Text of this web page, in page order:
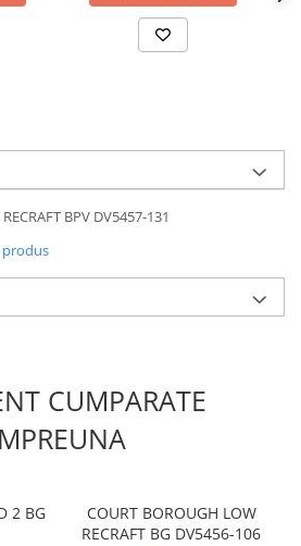
BPV DV5457-131
CUMPARATE
2 BG
COURT BOROUGH LOW
RECRAFT BG DV5456-106